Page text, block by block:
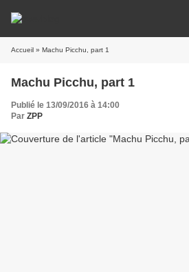
Accueil » Machu Picchu, part 1
Machu Picchu, part 1
Publié le 13/09/2016 à 14:00
Par ZPP